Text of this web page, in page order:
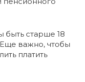
быть старше 18
важно, чтобы
платить